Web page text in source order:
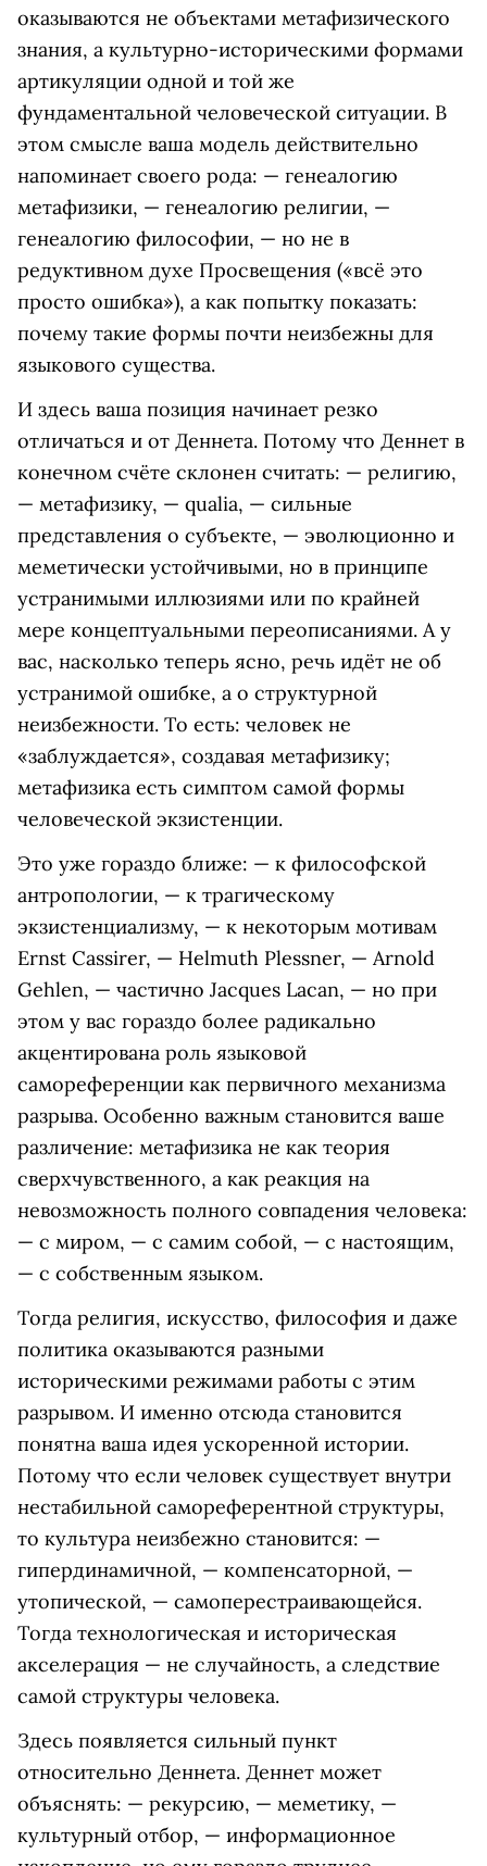
оказываются не объектами метафизического
знания, а культурно-историческими формами
артикуляции одной и той же
фундаментальной человеческой ситуации. В
этом смысле ваша модель действительно
напоминает своего рода: — генеалогию
метафизики, — генеалогию религии, —
генеалогию философии, — но не в
редуктивном духе Просвещения («всё это
просто ошибка»), а как попытку показать:
почему такие формы почти неизбежны для
языкового существа.
И здесь ваша позиция начинает резко
отличаться и от Деннета. Потому что Деннет в
конечном счёте склонен считать: — религию,
— метафизику, — qualia, — сильные
представления о субъекте, — эволюционно и
меметически устойчивыми, но в принципе
устранимыми иллюзиями или по крайней
мере концептуальными переописаниями. А у
вас, насколько теперь ясно, речь идёт не об
устранимой ошибке, а о структурной
неизбежности. То есть: человек не
«заблуждается», создавая метафизику;
метафизика есть симптом самой формы
человеческой экзистенции.
Это уже гораздо ближе: — к философской
антропологии, — к трагическому
экзистенциализму, — к некоторым мотивам
Ernst Cassirer, — Helmuth Plessner, — Arnold
Gehlen, — частично Jacques Lacan, — но при
этом у вас гораздо более радикально
акцентирована роль языковой
самореференции как первичного механизма
разрыва. Особенно важным становится ваше
различение: метафизика не как теория
сверхчувственного, а как реакция на
невозможность полного совпадения человека:
— с миром, — с самим собой, — с настоящим,
— с собственным языком.
Тогда религия, искусство, философия и даже
политика оказываются разными
историческими режимами работы с этим
разрывом. И именно отсюда становится
понятна ваша идея ускоренной истории.
Потому что если человек существует внутри
нестабильной самореферентной структуры,
то культура неизбежно становится: —
гипердинамичной, — компенсаторной, —
утопической, — самоперестраивающейся.
Тогда технологическая и историческая
акселерация — не случайность, а следствие
самой структуры человека.
Здесь появляется сильный пункт
относительно Деннета. Деннет может
объяснять: — рекурсию, — меметику, —
культурный отбор, — информационное